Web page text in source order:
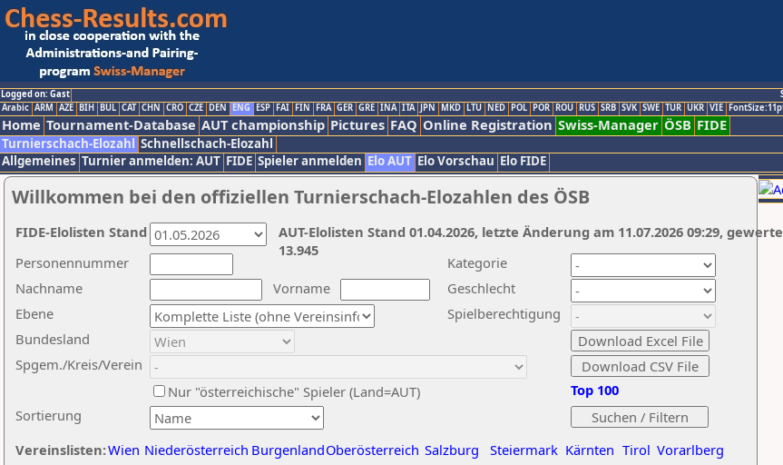
Logged on: Gast
Arabic ARM AZE BIH BUL CAT CHN CRO CZE DEN ENG ESP FAI FIN FRA GER GRE INA ITA JPN MKD LTU NED POL POR ROU RUS SRB SVK SWE TUR UKR VIE
Home Tournament-Database AUT championship Pictures FAQ Online Registration Swiss-Manager ÖSB FIDE
Turnierschach-Elozahl Schnellschach-Elozahl
Allgemeines Turnier anmelden: AUT FIDE Spieler anmelden Elo AUT Elo Vorschau Elo FIDE
Willkommen bei den offiziellen Turnierschach-Elozahlen des ÖSB
Nachname
Vorname
Ebene
Kategorie
Sortierung
Personennummer
Bundesland
Spgem./Kreis/Verein
Geschlecht
Nur "österreichische" Spieler (Land=AUT)
Spielberechtigung
Vereinslisten:Wien Niederösterreich BurgenlandOberösterreich Salzburg Steiermark Kärnten Tirol Vorarlberg
Top 100
AUT-Elolisten Stand 01.04.2026, letzte Änderung am 11.07.2026 09:29,
13.945
FIDE-Elolisten Stand